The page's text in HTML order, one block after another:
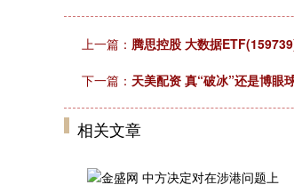
上一篇： 腾思控股 大数据
下一篇： 天美配资 真“破冰”还是博眼
相关文章